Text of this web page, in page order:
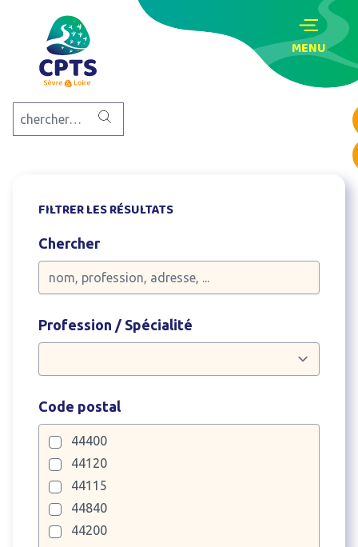
MENU
FILTRER LES RÉSULTATS
Chercher
Profession / Spécialité
Code postal
44400
44120
44115
44840
44200